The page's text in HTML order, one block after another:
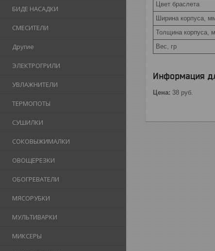
БИДЕ НАСАДКИ
СМЕСИТЕЛИ
Другие
ЭЛЕКТРОГРИЛИ
УВЛАЖНИТЕЛИ
ТЕРМОПОТЫ
СУШИЛКИ
СОКОВЫЖИМАЛКИ
ОВОЩЕРЕЗКИ
ОБОГРЕВАТЕЛИ
МЯСОРУБКИ
МУЛЬТИВАРКИ
МИКСЕРЫ
Цвет браслета
Ширина корпуса,
Толщина корпуса,
Вес, гр
Информация
Цена: 38 руб.